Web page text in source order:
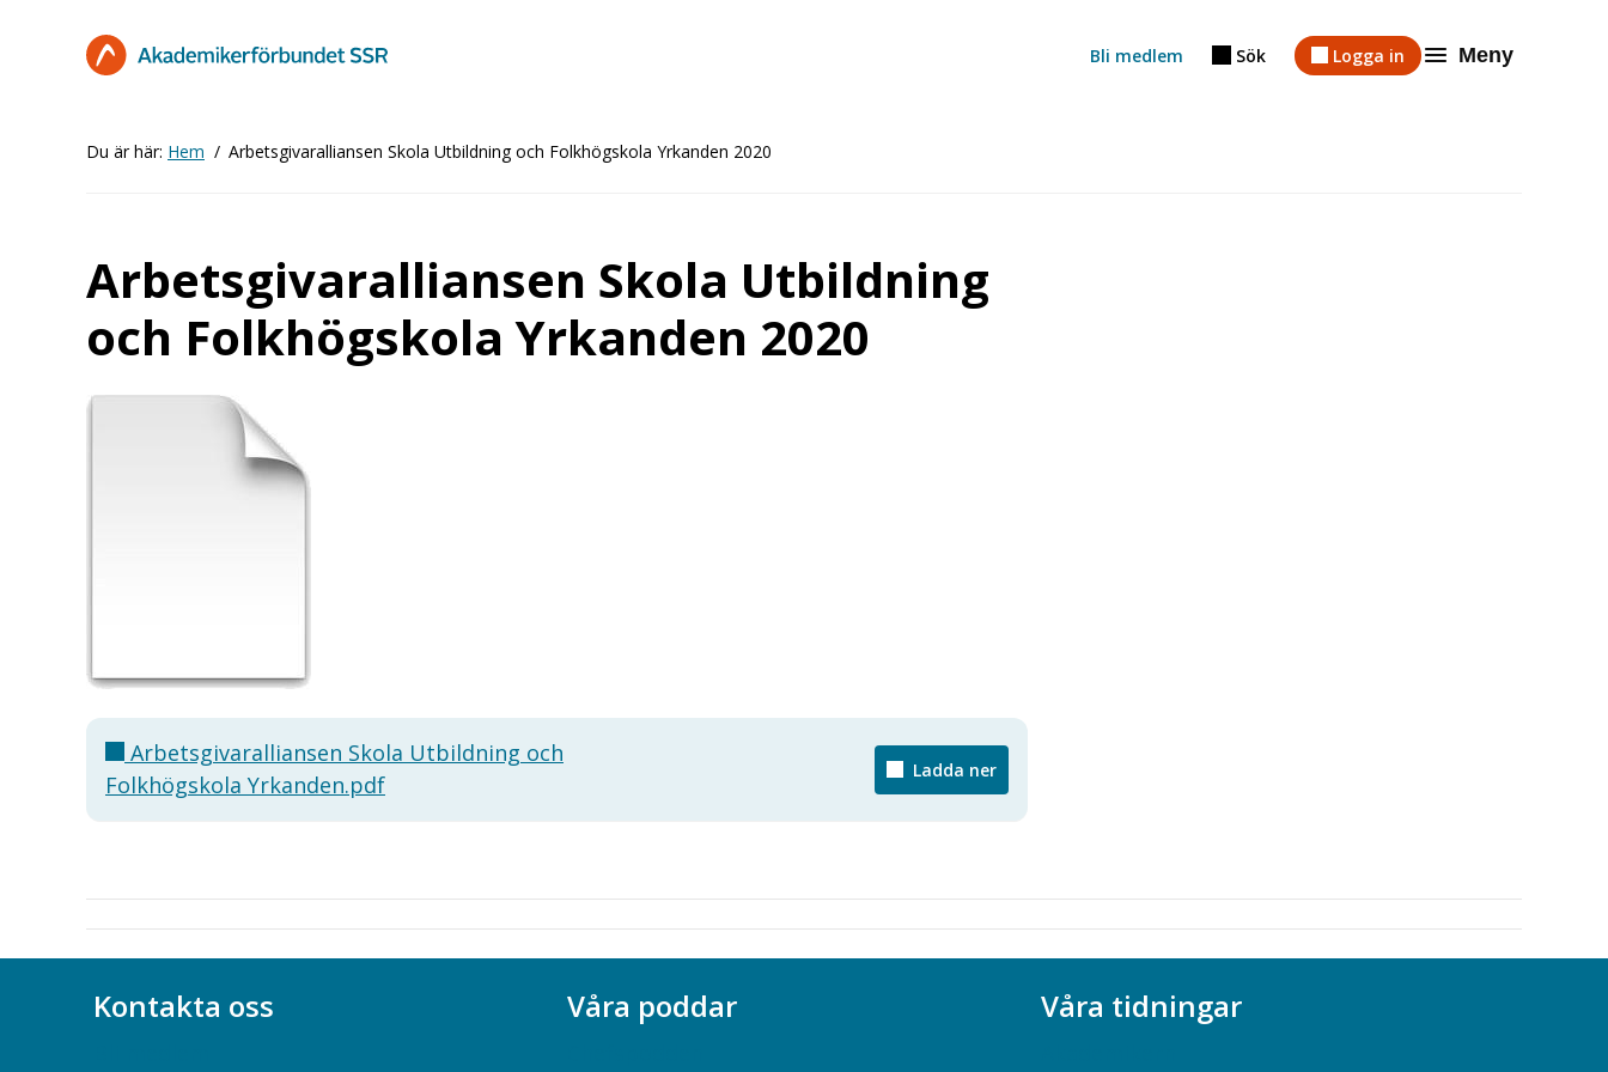
Bli medlem Sök Logga in Meny
Du är här: Hem Arbetsgivaralliansen Skola Utbildning och Folkhögskola Yrkanden 2020
Arbetsgivaralliansen Skola Utbildning
och Folkhögskola Yrkanden 2020
Arbetsgivaralliansen Skola Utbildning och
Folkhögskola Yrkanden.pdf
Ladda ner
Kontakta oss Våra poddar Våra tidningar